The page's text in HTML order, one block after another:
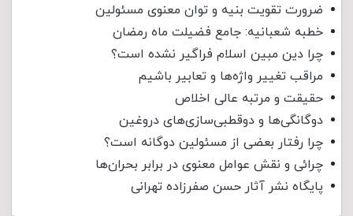
ضرورت تقویت بنیه و توان معنوی مسئولین
خطبه شعبانیه: جامع فضیلت ماه رمضان
چرا دین مبین اسلام فراگیر نشده است؟
مراقب تغییر واژه‌ها و تعابیر باشیم
حقیقت و مرتبه عالی اخلاص
دوگانگی‌ها و دوقطبی‌سازی‌های دروغین
چرا رفتار بعضی از مسئولین دوگانه است؟
چرائی و نقش عوامل معنوی در برابر بحران‌ها
پایگاه نشر آثار حسن صفرزاده تهرانی